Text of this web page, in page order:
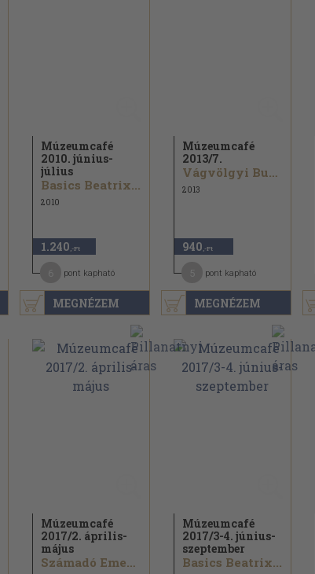
MEGNÉZEM
Múzeumcafé
2010. június-
július
Basics Beatrix...
2010
1.240 ,-Ft
pont kapható
MEGNÉZEM
Múzeumcafé
2013/7.
Vágvölgyi Busi Nóra...
2013
940 ,-Ft
pont kapható
Múzeumcafé
2017/2. április-
május
Számadó Emese...
Múzeumcafé
2017/3-4. június-
szeptember
Basics Beatrix...